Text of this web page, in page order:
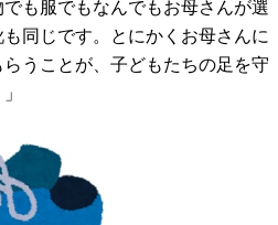
でも服でもなんでもお母さんが選
同じです。とにかくお母さんに
うことが、子どもたちの足を守